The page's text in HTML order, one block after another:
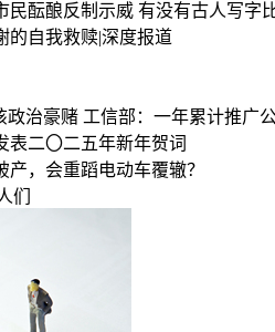
民酝酿反制示威 有没有古人写字
的自我救赎|深度报道
政治豪赌 工信部：一年累计推广
表二〇二五年新年贺词
，会重蹈电动车覆辙？
们